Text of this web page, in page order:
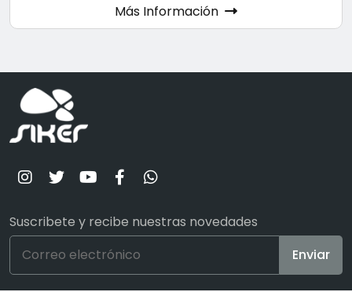
Más Información
Suscribete y recibe nuestras novedades
Enviar